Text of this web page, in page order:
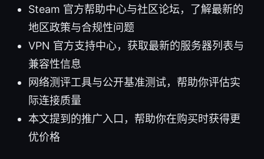
Steam 官方帮助中心与社区论坛，了解最新的
地区政策与合规性问题
VPN 官方支持中心，获取最新的服务器列表与
兼容性信息
网络测评工具与公开基准测试，帮助你评估实
际连接质量
本文提到的推广入口，帮助你在购买时获得更
优价格